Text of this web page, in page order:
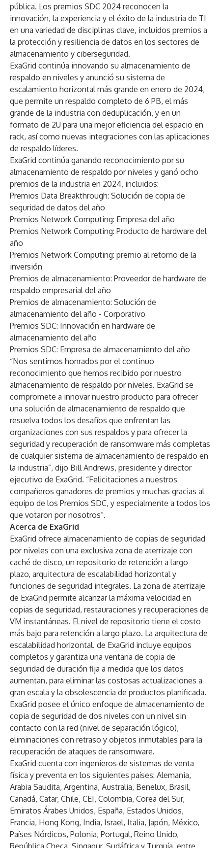
pública. Los premios SDC 2024 reconocen la
innovación, la experiencia y el éxito de la industria de TI
en una variedad de disciplinas clave, incluidos premios a
la protección y resiliencia de datos en los sectores de
almacenamiento y ciberseguridad.
ExaGrid continúa innovando su almacenamiento de
respaldo en niveles y anunció su sistema de
escalamiento horizontal más grande en enero de 2024,
que permite un respaldo completo de 6 PB, el más
grande de la industria con deduplicación, y en un
formato de 2U para una mejor eficiencia del espacio en
rack, así como nuevas integraciones con las aplicaciones
de respaldo líderes.
ExaGrid continúa ganando reconocimiento por su
almacenamiento de respaldo por niveles y ganó ocho
premios de la industria en 2024, incluidos:
Premios Data Breakthrough: Solución de copia de
seguridad de datos del año
Premios Network Computing: Empresa del año
Premios Network Computing: Producto de hardware del
año
Premios Network Computing: premio al retorno de la
inversión
Premios de almacenamiento: Proveedor de hardware de
respaldo empresarial del año
Premios de almacenamiento: Solución de
almacenamiento del año - Corporativo
Premios SDC: Innovación en hardware de
almacenamiento del año
Premios SDC: Empresa de almacenamiento del año
“Nos sentimos honrados por el continuo
reconocimiento que hemos recibido por nuestro
almacenamiento de respaldo por niveles. ExaGrid se
compromete a innovar nuestro producto para ofrecer
una solución de almacenamiento de respaldo que
resuelva todos los desafíos que enfrentan las
organizaciones con sus respaldos y para ofrecer la
seguridad y recuperación de ransomware más completas
de cualquier sistema de almacenamiento de respaldo en
la industria”, dijo Bill Andrews, presidente y director
ejecutivo de ExaGrid. “Felicitaciones a nuestros
compañeros ganadores de premios y muchas gracias al
equipo de los Premios SDC, y especialmente a todos los
que votaron por nosotros”.
Acerca de ExaGrid
ExaGrid ofrece almacenamiento de copias de seguridad
por niveles con una exclusiva zona de aterrizaje con
caché de disco, un repositorio de retención a largo
plazo, arquitectura de escalabilidad horizontal y
funciones de seguridad integrales. La zona de aterrizaje
de ExaGrid permite alcanzar la máxima velocidad en
copias de seguridad, restauraciones y recuperaciones de
VM instantáneas. El nivel de repositorio tiene el costo
más bajo para retención a largo plazo. La arquitectura de
escalabilidad horizontal. de ExaGrid incluye equipos
completos y garantiza una ventana de copia de
seguridad de duración fija a medida que los datos
aumentan, para eliminar las costosas actualizaciones a
gran escala y la obsolescencia de productos planificada.
ExaGrid posee el único enfoque de almacenamiento de
copia de seguridad de dos niveles con un nivel sin
contacto con la red (nivel de separación lógico),
eliminaciones con retraso y objetos inmutables para la
recuperación de ataques de ransomware.
ExaGrid cuenta con ingenieros de sistemas de venta
física y preventa en los siguientes países: Alemania,
Arabia Saudita, Argentina, Australia, Benelux, Brasil,
Canadá, Catar, Chile, CEI, Colombia, Corea del Sur,
Emiratos Árabes Unidos, España, Estados Unidos,
Francia, Hong Kong, India, Israel, Italia, Japón, México,
Países Nórdicos, Polonia, Portugal, Reino Unido,
República Checa, Singapur, Sudáfrica y Turquía, entre